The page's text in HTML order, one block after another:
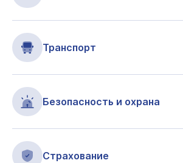
Транспорт
Безопасность и охрана
Страхование